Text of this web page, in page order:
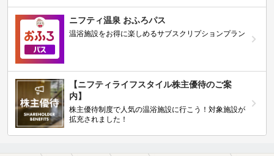
ニフティ温泉 おふろパス
温浴施設をお得に楽しめるサブスクリプションプラン
【ニフティライフスタイル株主優待のご案
内】
株主優待制度で人気の温浴施設に行こう！対象施設が
拡充されました！